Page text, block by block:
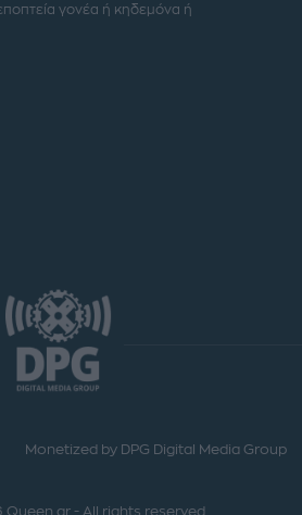
γονέα ή κηδεμόνα ή
Monetized by DPG Digital Media Group
- All rights reserved